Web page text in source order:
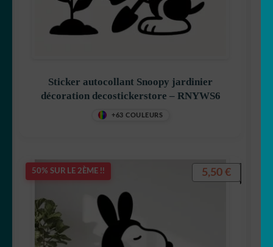
Sticker autocollant Snoopy jardinier
décoration decostickerstore – RNYWS6
+63 COULEURS
50% SUR LE 2ÈME !! 5,50 €